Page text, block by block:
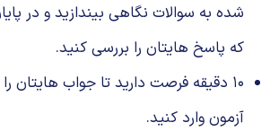
شده به سوالات نگاهی بیندازید و در
که پاسخ هایتان را بررسی کنید.
۱۰ دقیقه فرصت دارید تا جواب هایتان
آزمون وارد کنید.